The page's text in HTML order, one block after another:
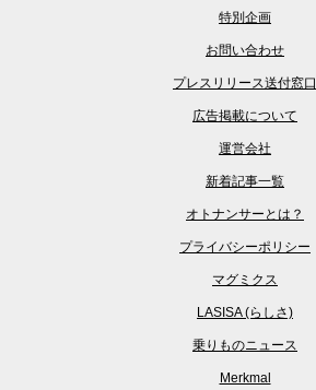
特別企画
お問い合わせ
プレスリリース送付窓口
広告掲載について
運営会社
新着記事一覧
オトナンサーとは？
プライバシーポリシー
マグミクス
LASISA (らしさ)
乗りものニュース
Merkmal